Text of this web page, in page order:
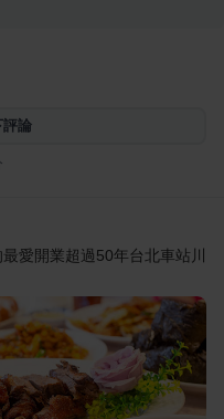
評論
愛開業超過50年台北車站川